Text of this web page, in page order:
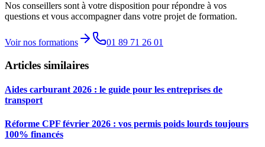
Nos conseillers sont à votre disposition pour répondre à vos
questions et vous accompagner dans votre projet de formation.
Voir nos formations 01 89 71 26 01
Articles similaires
Aides carburant 2026 : le guide pour les entreprises de
transport
Réforme CPF février 2026 : vos permis poids lourds toujours
100% financés